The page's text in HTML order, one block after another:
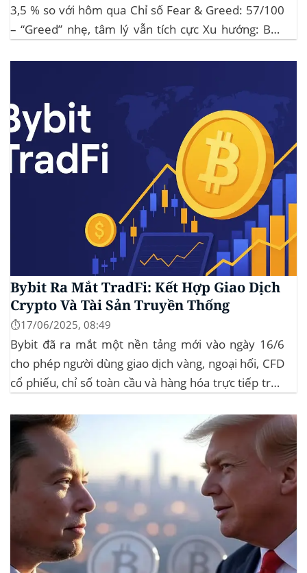
3,5 % so với hôm qua Chỉ số Fear & Greed: 57/100
– “Greed” nhẹ, tâm lý vẫn tích cực Xu hướng: BTC
Bybit Ra Mắt TradFi: Kết Hợp Giao Dịch
Crypto Và Tài Sản Truyền Thống
⏱️17/06/2025, 08:49
Bybit đã ra mắt một nền tảng mới vào ngày 16/6
cho phép người dùng giao dịch vàng, ngoại hối, CFD
cổ phiếu, chỉ số toàn cầu và hàng hóa trực tiếp trên
giao dịch tiền mã hóa...